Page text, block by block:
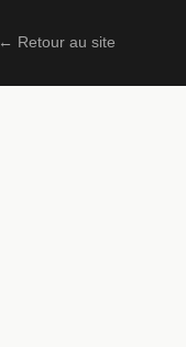
← Retour au site